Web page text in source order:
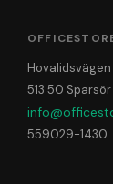
Hovalidsvägen
513 50 Sparsör
559029-1430